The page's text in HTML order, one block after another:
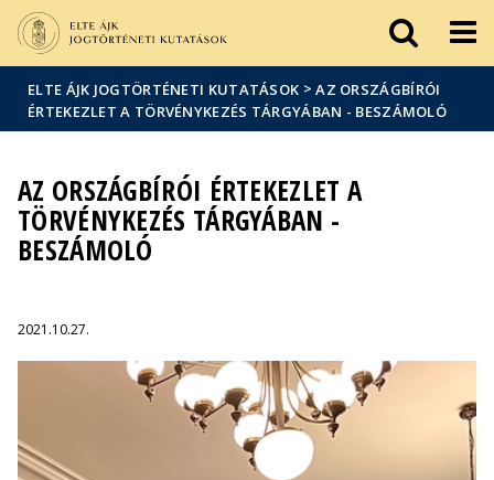
sajtóban
ELTE ÁJK JOGTÖRTÉNETI KUTATÁSOK >AZ ORSZÁGBÍRÓI
ÉRTEKEZLET A TÖRVÉNYKEZÉS TÁRGYÁBAN - BESZÁMOLÓ
AZ ORSZÁGBÍRÓI ÉRTEKEZLET A
TÖRVÉNYKEZÉS TÁRGYÁBAN -
BESZÁMOLÓ
2021.10.27.